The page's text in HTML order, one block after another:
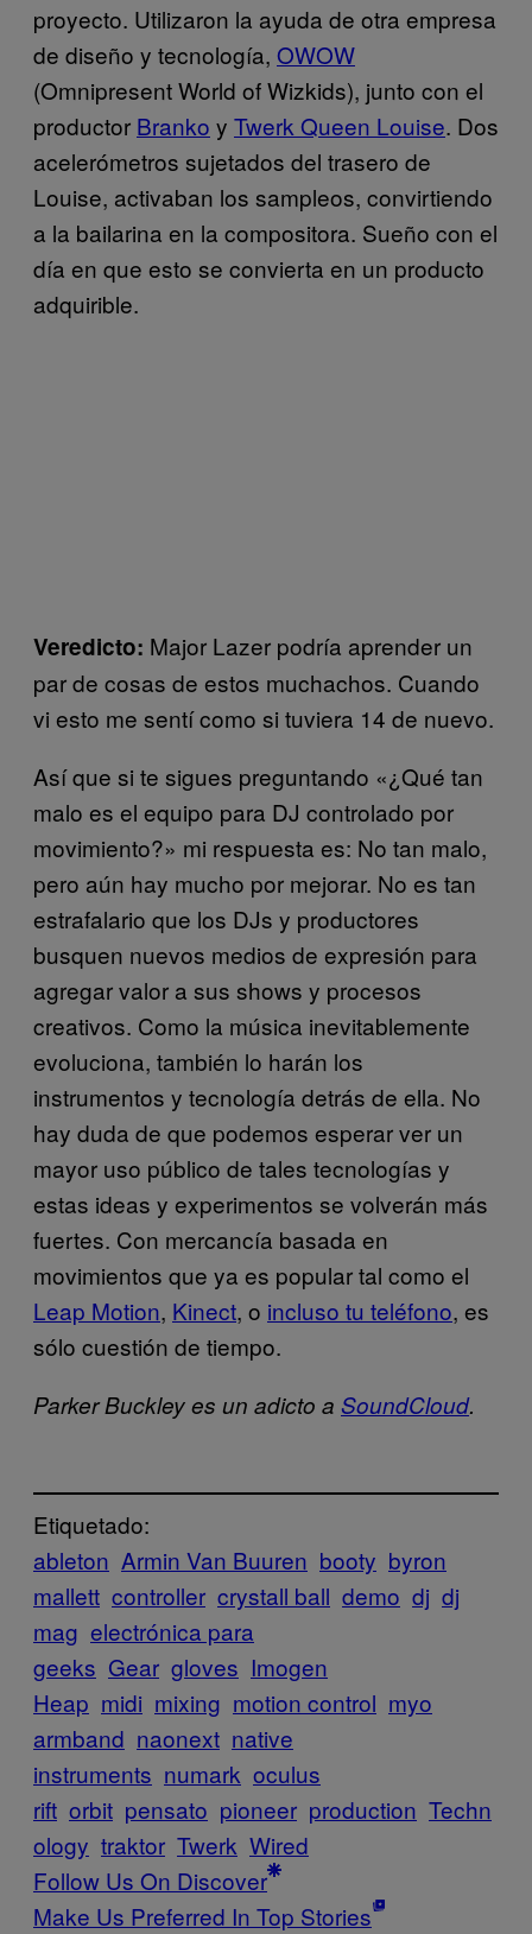
proyecto. Utilizaron la ayuda de otra empresa
de diseño y tecnología, OWOW
(Omnipresent World of Wizkids), junto con el
productor Branko y Twerk Queen Louise. Dos
acelerómetros sujetados del trasero de
Louise, activaban los sampleos, convirtiendo
a la bailarina en la compositora. Sueño con el
día en que esto se convierta en un producto
adquirible.
Veredicto: Major Lazer podría aprender un
par de cosas de estos muchachos. Cuando
vi esto me sentí como si tuviera 14 de nuevo.
Así que si te sigues preguntando «¿Qué tan
malo es el equipo para DJ controlado por
movimiento?» mi respuesta es: No tan malo,
pero aún hay mucho por mejorar. No es tan
estrafalario que los DJs y productores
busquen nuevos medios de expresión para
agregar valor a sus shows y procesos
creativos. Como la música inevitablemente
evoluciona, también lo harán los
instrumentos y tecnología detrás de ella. No
hay duda de que podemos esperar ver un
mayor uso público de tales tecnologías y
estas ideas y experimentos se volverán más
fuertes. Con mercancía basada en
movimientos que ya es popular tal como el
Leap Motion, Kinect, o incluso tu teléfono, es
sólo cuestión de tiempo.
Parker Buckley es un adicto a SoundCloud.
Etiquetado:
ableton Armin Van Buuren booty byron
mallett controller crystall ball demo dj dj
mag electrónica para
geeks Gear gloves Imogen
Heap midi mixing motion control myo
armband naonext native
instruments numark oculus
rift orbit pensato pioneer production Techn
ology traktor Twerk Wired
Follow Us On Discover
Make Us Preferred In Top Stories